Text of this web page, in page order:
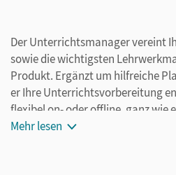
Der Unterrichtsmanager vereint
sowie die wichtigsten
Produkt. Ergänzt um hilfreiche
er Ihre Unterrichtsvorbereitung
flexibel on- oder offline, ganz wie
Ihr Unterrichtsmanager enthält:
Mehr lesen